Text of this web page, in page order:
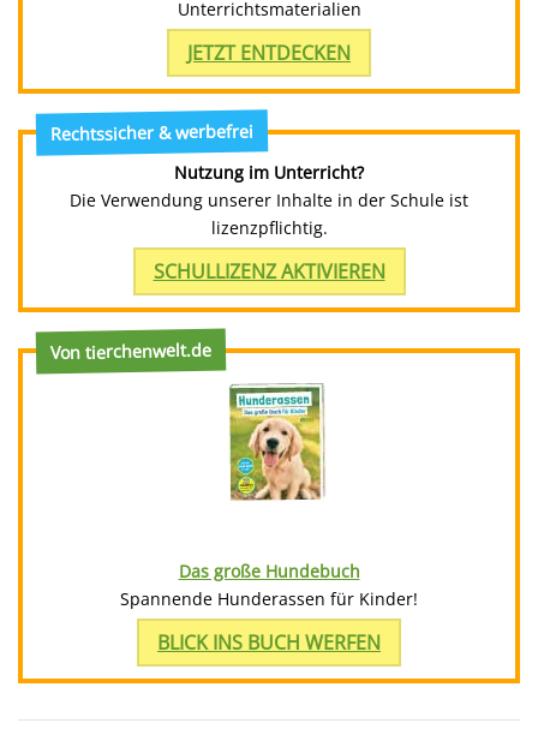
Unterrichtsmaterialien
JETZT ENTDECKEN
Rechtssicher & werbefrei
Nutzung im Unterricht?
Die Verwendung unserer Inhalte in der Schule ist
lizenzpflichtig.
SCHULLIZENZ AKTIVIEREN
Von tierchenwelt.de
Das große Hundebuch
Spannende Hunderassen für Kinder!
BLICK INS BUCH WERFEN